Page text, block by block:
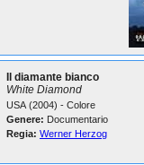
Il diamante bianco
White Diamond
USA (2004) - Colore
Genere: Documentario
Regia: Werner Herzog